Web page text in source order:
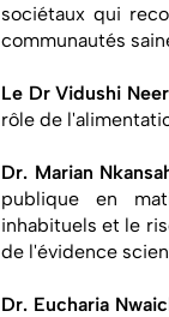
sociétaux qui
communautés
Le Dr Vidushi
rôle de
Dr. Marian
publique en
inhabituels et le
de l'évidence
Dr. Eucharia